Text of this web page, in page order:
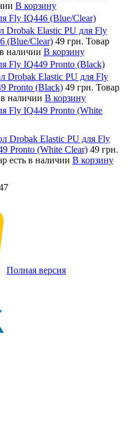
В корзину
Fly IQ446 (Blue/Сlear)
Drobak Elastic PU для Fly
(Blue/Сlear) 49 грн. Товар
наличии В корзину
Fly IQ449 Pronto (Black)
Drobak Elastic PU для Fly
Pronto (Black) 49 грн. Товар
в наличии В корзину
Fly IQ449 Pronto (White
Drobak Elastic PU для Fly
Pronto (White Clear) 49 грн.
есть в наличии В корзину
Полная версия